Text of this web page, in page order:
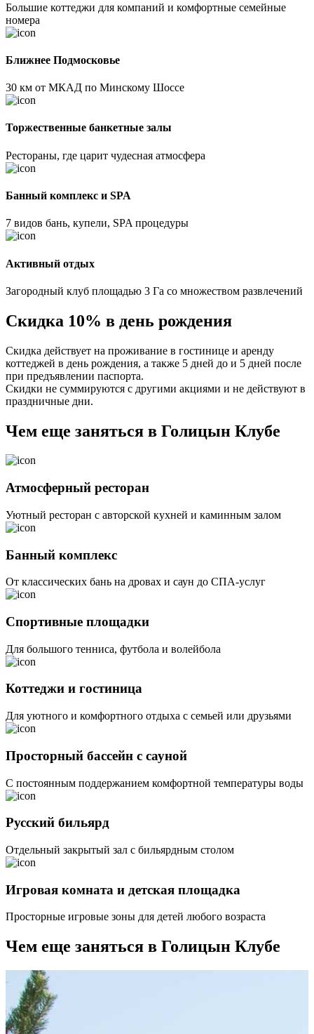
Большие коттеджи для компаний и комфортные семейные
номера
Ближнее Подмосковье
30 км от МКАД по Минскому Шоссе
Торжественные банкетные залы
Рестораны, где царит чудесная атмосфера
Банный комплекс и SPA
7 видов бань, купели, SPA процедуры
Активный отдых
Загородный клуб площадью 3 Га со множеством развлечений
Скидка 10% в день рождения
Скидка действует на проживание в гостинице и аренду
коттеджей в день рождения, а также 5 дней до и 5 дней после
при предъявлении паспорта.
Скидки не суммируются с другими акциями и не действуют в
праздничные дни.
Чем еще заняться в Голицын Клубе
Атмосферный ресторан
Уютный ресторан с авторской кухней и каминным залом
Банный комплекс
От классических бань на дровах и саун до СПА-услуг
Спортивные площадки
Для большого тенниса, футбола и волейбола
Коттеджи и гостиница
Для уютного и комфортного отдыха с семьей или друзьями
Просторный бассейн с сауной
С постоянным поддержанием комфортной температуры воды
Русский бильярд
Отдельный закрытый зал с бильярдным столом
Игровая комната и детская площадка
Просторные игровые зоны для детей любого возраста
Чем еще заняться в Голицын Клубе
Атмосферный
ресторан
Банный
комплекс
Спортивные
площадки
Коттеджи
и
Атмосферный
ресторан
Банный
комплекс
Спортивные
площадки
Коттеджи
и